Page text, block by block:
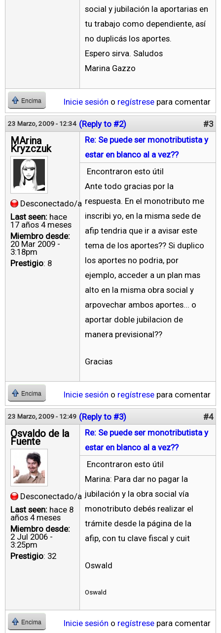
social y jubilación la aportarias en
tu trabajo como dependiente, así
no duplicás los aportes.
Espero sirva. Saludos
Marina Gazzo
Encima Inicie sesión o regístrese para comentar
23 Marzo, 2009 - 12:34 (Reply to #2) #3
MArina
Kryzczuk
Desconectado/a
Last seen: hace
17 años 4 meses
Miembro desde:
20 Mar 2009 -
3:18pm
Prestigio: 8
Re: Se puede ser monotributista y
estar en blanco al a vez??
Encontraron esto útil
Ante todo gracias por la
respuesta. En el monotributo me
inscribi yo, en la misma sede de
afip tendria que ir a avisar este
tema de los aportes?? Si duplico
los aportes no podria, por
ejemplo, acceder a un plan mas
alto en la misma obra social y
arpovechar ambos aportes... o
aportar doble jubilacion de
manera previsional??
Gracias
Encima Inicie sesión o regístrese para comentar
23 Marzo, 2009 - 12:49 (Reply to #3) #4
Osvaldo de la
Fuente
Desconectado/a
Last seen: hace 8
años 4 meses
Miembro desde:
2 Jul 2006 -
3:25pm
Prestigio: 32
Re: Se puede ser monotributista y
estar en blanco al a vez??
Encontraron esto útil
Marina: Para dar no pagar la
jubilación y la obra social vía
monotributo debés realizar el
trámite desde la página de la
afip, con tu clave fiscal y cuit
Oswald
Oswald
Encima Inicie sesión o regístrese para comentar